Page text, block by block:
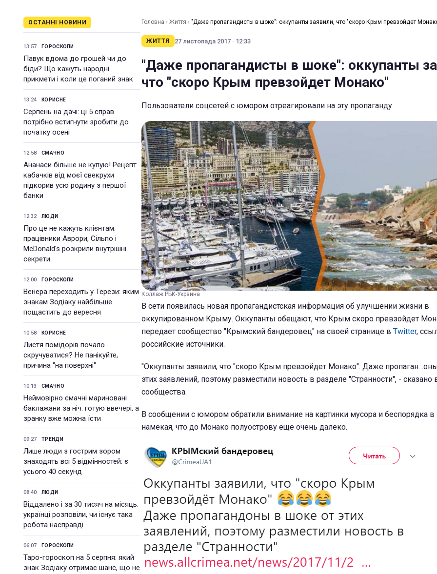
ОСТАННІ НОВИНИ
13:57 ГОРОСКОПИ
Павук вдома до грошей чи до
біди? Що кажуть народні
прикмети і коли це поганий знак
13:24 КОРИСНЕ
Серпень на дачі: ці 5 справ
потрібно встигнути зробити до
початку осені
12:58 СМАЧНО
Ананаси більше не купую! Рецепт
кабачків від моєї свекрухи
підкорив усю родину з першої
банки
12:32 ЛЮДИ
Про це не кажуть клієнтам:
працівники Аврори, Сільпо і
McDonald's розкрили внутрішні
секрети
12:00 ГОРОСКОПИ
Венера переходить у Терези: яким
знакам Зодіаку найбільше
пощастить до вересня
10:58 КОРИСНЕ
Листя помідорів почало
скручуватися? Не панікуйте,
причина "на поверхні"
10:13 СМАЧНО
Неймовірно смачні мариновані
баклажани за ніч: готую ввечері, а
зранку вже можна їсти
09:27 ТРЕНДИ
Лише люди з гострим зором
знаходять всі 5 відмінностей: є
усього 40 секунд
08:40 ЛЮДИ
Віддалено і за 30 тисяч на місяць:
українці розповіли, чи існує така
робота насправді
06:07 ГОРОСКОПИ
Таро-гороскоп на 5 серпня: який
знак Зодіаку отримає шанс, що не
Головна › Життя › "Даже пропагандисты в шоке": оккупанты заявили, что "скоро Крым превзойдет
ЖИТТЯ 27 листопада 2017 · 12:33
"Даже пропагандисты в шоке": оккупанты
что "скоро Крым превзойдет Монако"
Пользователи соцсетей с юмором отреагировали на эту пропаганду
Коллаж РБК-Украина
В сети появилась новая пропагандистская информация об улучшении жизни в
оккупированном Крыму. Оккупанты обещают, что Крым скоро превзойдет
передает сообщество "Крымский бандеровец" на своей странице в Twitter,
российские источники.
"Оккупанты заявили, что "скоро Крым превзойдет Монако". Даже
этих заявлений, поэтому разместили новость в разделе "Странности", -
сообщества.
В сообщении с юмором обратили внимание на картинки мусора и беспорядка
намекая, что до Монако полуострову еще очень далеко.